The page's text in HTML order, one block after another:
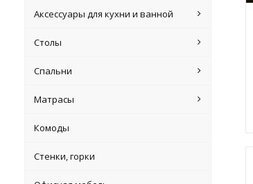
Аксессуары для кухни и ванной
Столы
Спальни
Матрасы
Комоды
Стенки, горки